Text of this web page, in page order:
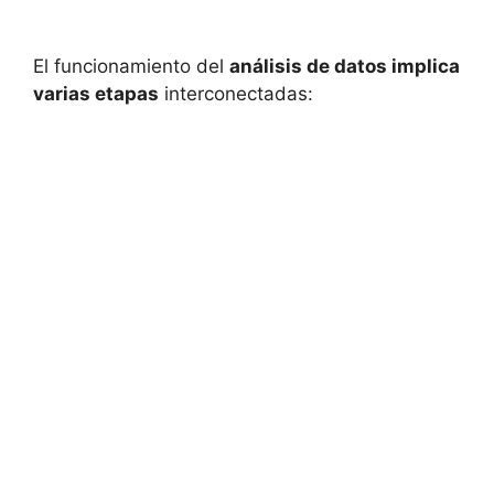
El funcionamiento del análisis de datos implica
varias etapas interconectadas: